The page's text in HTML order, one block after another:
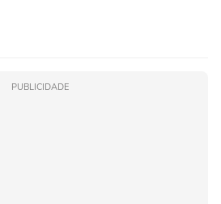
PUBLICIDADE